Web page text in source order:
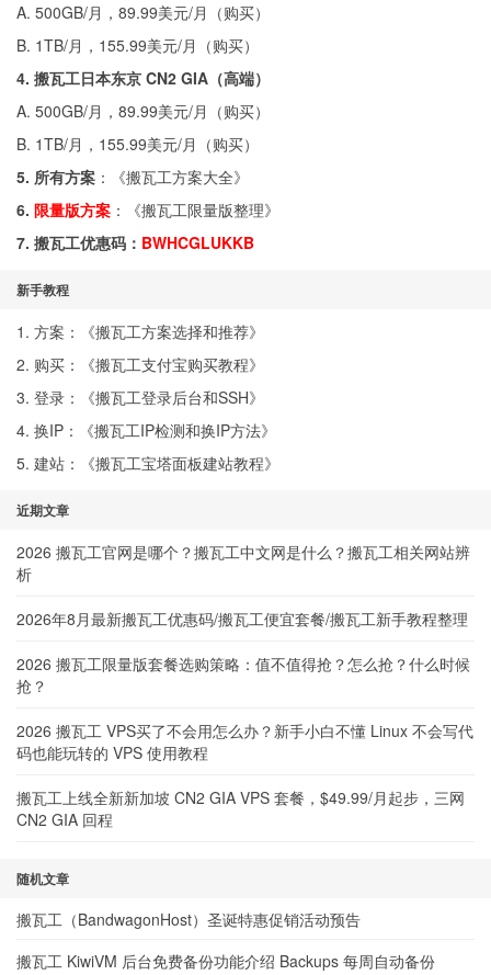
A. 500GB/月，89.99美元/月（购买）
B. 1TB/月，155.99美元/月（购买）
4. 搬瓦工日本东京 CN2 GIA（高端）
A. 500GB/月，89.99美元/月（购买）
B. 1TB/月，155.99美元/月（购买）
5. 所有方案 ：《搬瓦工方案大全》
6. 限量版方案 ：《搬瓦工限量版整理》
7. 搬瓦工优惠码： BWHCGLUKKB
新手教程
1. 方案：《搬瓦工方案选择和推荐》
2. 购买：《搬瓦工支付宝购买教程》
3. 登录：《搬瓦工登录后台和SSH》
4. 换IP：《搬瓦工IP检测和换IP方法》
5. 建站：《搬瓦工宝塔面板建站教程》
近期文章
2026 搬瓦工官网是哪个？搬瓦工中文网是什么？搬瓦工相关网站辨
析
2026年8月最新搬瓦工优惠码/搬瓦工便宜套餐/搬瓦工新手教程整理
2026 搬瓦工限量版套餐选购策略：值不值得抢？怎么抢？什么时候
抢？
2026 搬瓦工 VPS买了不会用怎么办？新手小白不懂 Linux 不会写代
码也能玩转的 VPS 使用教程
搬瓦工上线全新新加坡 CN2 GIA VPS 套餐，$49.99/月起步，三网
CN2 GIA 回程
随机文章
搬瓦工（BandwagonHost）圣诞特惠促销活动预告
搬瓦工 KiwiVM 后台免费备份功能介绍 Backups 每周自动备份